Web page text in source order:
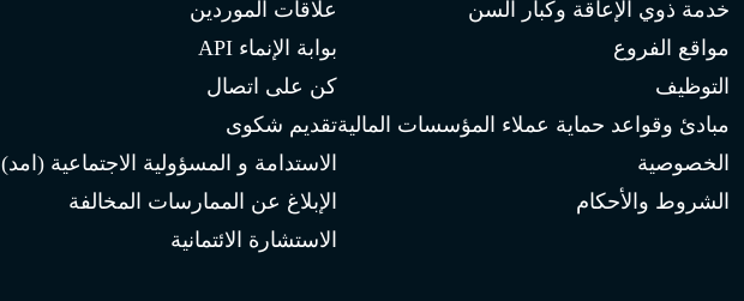
خدمة ذوي الإعاقة وكبار السن
مواقع الفروع
التوظيف
مبادئ وقواعد حماية عملاء المؤسسات المالية
الخصوصية
الشروط والأحكام
علاقات الموردين
بوابة الإنماء API
كن على اتصال
تقديم شكوى
الاستدامة و المسؤولية الاجتماعية (امد)
الإبلاغ عن الممارسات المخالفة
الاستشارة الائتمانية